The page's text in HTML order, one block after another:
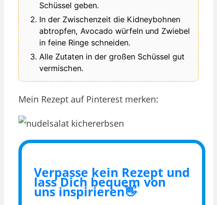
Schüssel geben.
In der Zwischenzeit die Kidneybohnen
abtropfen, Avocado würfeln und Zwiebel
in feine Ringe schneiden.
Alle Zutaten in der großen Schüssel gut
vermischen.
Mein Rezept auf Pinterest merken:
Verpasse kein Rezept und
lass Dich bequem von
uns inspirieren👋